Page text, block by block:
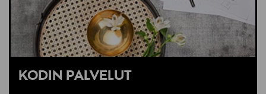
KODIN PALVELUT